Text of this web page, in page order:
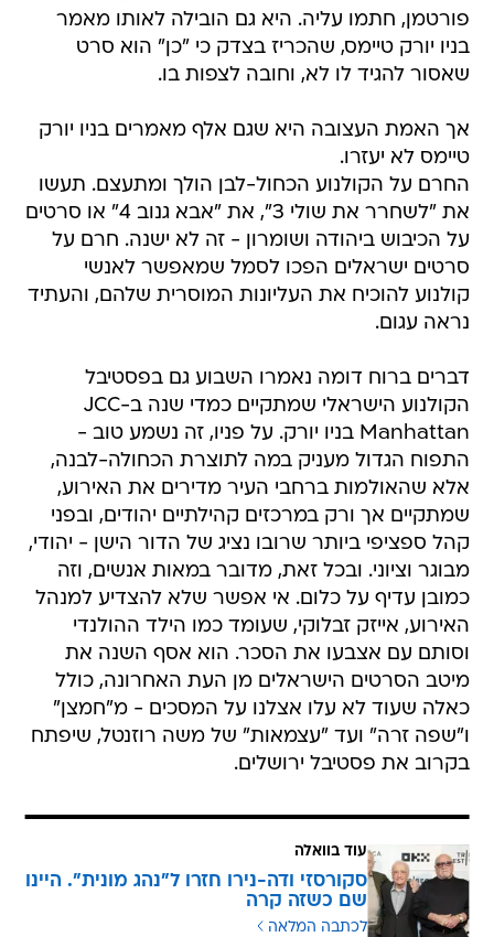
פורטמן, חתמו עליה. היא גם הובילה לאותו מאמר
בניו יורק טיימס, שהכריז בצדק כי "כן" הוא סרט
שאסור להגיד לו לא, וחובה לצפות בו.
אך האמת העצובה היא שגם אלף מאמרים בניו יורק
טיימס לא יעזרו.
החרם על הקולנוע הכחול-לבן הולך ומתעצם. תעשו
את "לשחרר את שולי 3", את "אבא גנוב 4" או סרטים
על הכיבוש ביהודה ושומרון - זה לא ישנה. חרם על
סרטים ישראלים הפכו לסמל שמאפשר לאנשי
קולנוע להוכיח את העליונות המוסרית שלהם, והעתיד
נראה עגום.
דברים ברוח דומה נאמרו השבוע גם בפסטיבל
הקולנוע הישראלי שמתקיים כמדי שנה ב-JCC
Manhattan בניו יורק. על פניו, זה נשמע טוב -
התפוח הגדול מעניק במה לתוצרת הכחולה-לבנה,
אלא שהאולמות ברחבי העיר מדירים את האירוע,
שמתקיים אך ורק במרכזים קהילתיים יהודים, ובפני
קהל ספציפי ביותר שרובו נציג של הדור הישן - יהודי,
מבוגר וציוני. ובכל זאת, מדובר במאות אנשים, וזה
כמובן עדיף על כלום. אי אפשר שלא להצדיע למנהל
האירוע, אייזק זבלוקי, שעומד כמו הילד ההולנדי
וסותם עם אצבעו את הסכר. הוא אסף השנה את
מיטב הסרטים הישראלים מן העת האחרונה, כולל
כאלה שעוד לא עלו אצלנו על המסכים - מ"חמצן"
ו"שפה זרה" ועד "עצמאות" של משה רוזנטל, שיפתח
בקרוב את פסטיבל ירושלים.
עוד בוואלה
סקורסזי ודה-נירו חזרו ל"נהג מונית". היינו
שם כשזה קרה
לכתבה המלאה